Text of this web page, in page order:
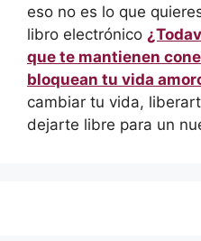
eso no es lo que
libro electrónico
que te mantienen
bloquean tu vida
cambiar tu vida,
dejarte libre para un